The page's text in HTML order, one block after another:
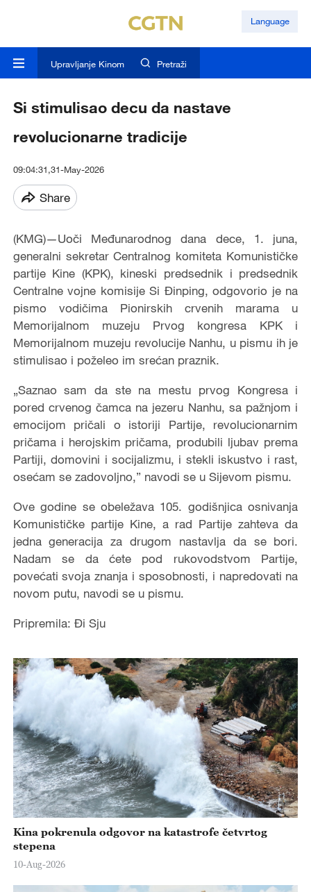
Language
Upravljanje Kinom Pretraži
Si stimulisao decu da nastave
revolucionarne tradicije
09:04:31,31-May-2026
Share
(KMG)—Uoči Međunarodnog dana dece, 1. juna,
generalni sekretar Centralnog komiteta Komunističke
partije Kine (KPK), kineski predsednik i predsednik
Centralne vojne komisije Si Đinping, odgovorio je na
pismo vodičima Pionirskih crvenih marama u
Memorijalnom muzeju Prvog kongresa KPK i
Memorijalnom muzeju revolucije Nanhu, u pismu ih je
stimulisao i poželeo im srećan praznik.
„Saznao sam da ste na mestu prvog Kongresa i
pored crvenog čamca na jezeru Nanhu, sa pažnjom i
emocijom pričali o istoriji Partije, revolucionarnim
pričama i herojskim pričama, produbili ljubav prema
Partiji, domovini i socijalizmu, i stekli iskustvo i rast,
osećam se zadovoljno,” navodi se u Sijevom pismu.
Ove godine se obeležava 105. godišnjica osnivanja
Komunističke partije Kine, a rad Partije zahteva da
jedna generacija za drugom nastavlja da se bori.
Nadam se da ćete pod rukovodstvom Partije,
povećati svoja znanja i sposobnosti, i napredovati na
novom putu, navodi se u pismu.
Pripremila: Đi Sju
Kina pokrenula odgovor na katastrofe četvrtog
stepena
10-Aug-2026